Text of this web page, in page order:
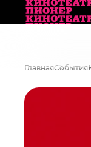
ГлавнаяСобытия